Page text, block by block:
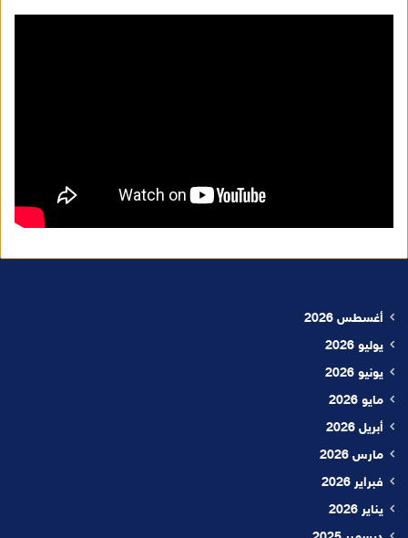
أغسطس 2026
يوليو 2026
يونيو 2026
مايو 2026
أبريل 2026
مارس 2026
فبراير 2026
يناير 2026